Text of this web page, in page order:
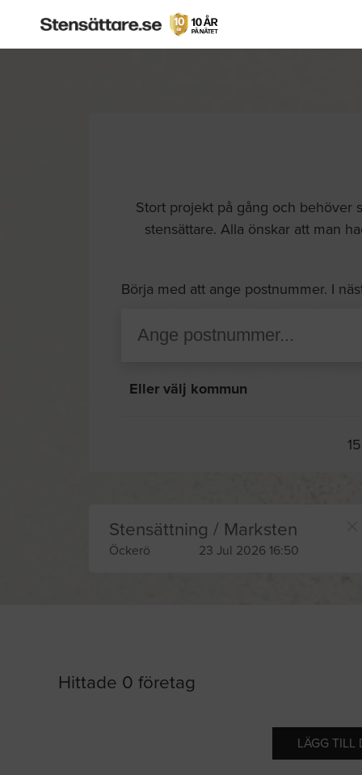
Stort projekt på gång och behöver
stensättare. Alla önskar att man
Börja med att ange postnummer. I
Eller välj kommun
Stensättning / Marksten
Öckerö 23 Jul 2026 16:50
Hittade 0 företag
LÄGG TILL